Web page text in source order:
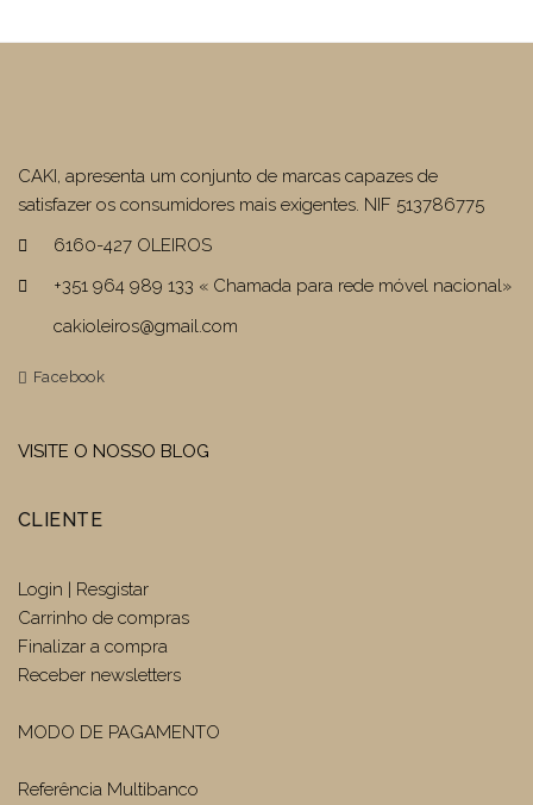
CAKI, apresenta um conjunto de marcas capazes de
satisfazer os consumidores mais exigentes. NIF 513786775
6160-427 OLEIROS
+351 964 989 133 « Chamada para rede móvel nacional»
cakioleiros@gmail.com
Facebook
VISITE O NOSSO BLOG
CLIENTE
Login | Resgistar
Carrinho de compras
Finalizar a compra
Receber newsletters
MODO DE PAGAMENTO
Referência Multibanco